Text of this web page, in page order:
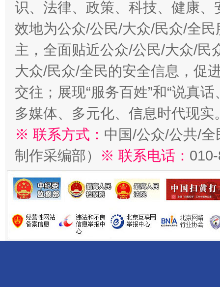
识、法律、政策、科技、健康
效地为公众/公民/大众/民众/全
主，全面贴近公众/公民/大众/民
大众/民众/全民的安全信息，促
交往；展现“服务百姓”和“说真
多媒体、多元化、信息时代现实
※ 联系方式： 中国/公众/公共/
制作采编部）
※ 联系电话：